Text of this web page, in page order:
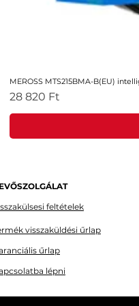
MEROSS MTS215BMA-B(EU)
Ár
28 820 Ft
feltételek
visszaküldési űrlap
űrlap
lépni